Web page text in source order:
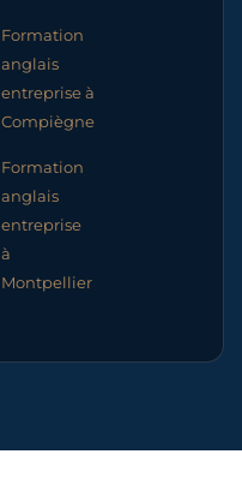
Formation
anglais
entreprise à
Compiègne
Formation
anglais
entreprise
à
Montpellier